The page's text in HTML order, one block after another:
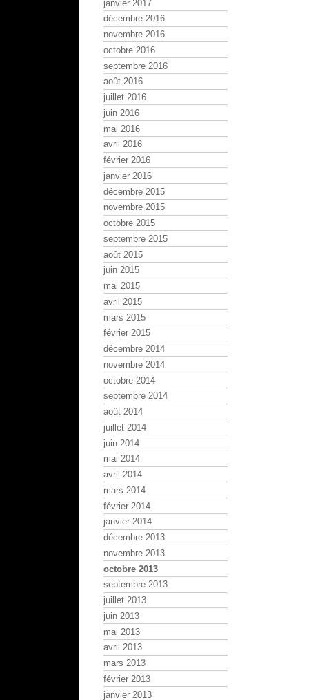
janvier 2017
décembre 2016
novembre 2016
octobre 2016
septembre 2016
août 2016
juillet 2016
juin 2016
mai 2016
avril 2016
février 2016
janvier 2016
décembre 2015
novembre 2015
octobre 2015
septembre 2015
août 2015
juin 2015
mai 2015
avril 2015
mars 2015
février 2015
décembre 2014
novembre 2014
octobre 2014
septembre 2014
août 2014
juillet 2014
juin 2014
mai 2014
avril 2014
mars 2014
février 2014
janvier 2014
décembre 2013
novembre 2013
octobre 2013
septembre 2013
juillet 2013
juin 2013
mai 2013
avril 2013
mars 2013
février 2013
janvier 2013